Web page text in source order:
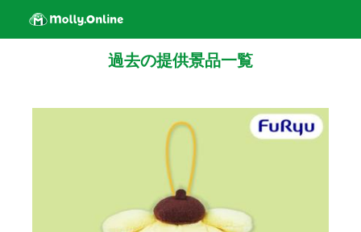
過去の提供景品一覧